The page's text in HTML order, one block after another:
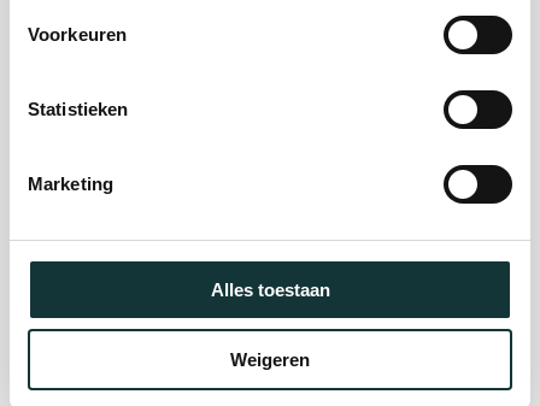
Voorkeuren
Statistieken
Marketing
Alles toestaan
Weigeren
Auditie
De Pieterskerk als
Onderhoud &